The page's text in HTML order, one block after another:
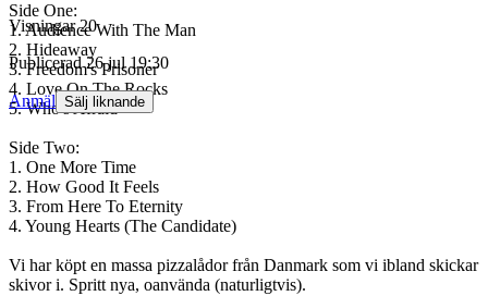
Side One:
1. Audience With The Man
2. Hideaway
3. Freedom's Prisoner
4. Love On The Rocks
5. Who's Afraid
Side Two:
1. One More Time
2. How Good It Feels
3. From Here To Eternity
4. Young Hearts (The Candidate)
Vi har köpt en massa pizzalådor från Danmark som vi ibland skickar
skivor i. Spritt nya, oanvända (naturligtvis).
Visningar 20
Publicerad 26 jul 19:30
Anmäl Sälj liknande